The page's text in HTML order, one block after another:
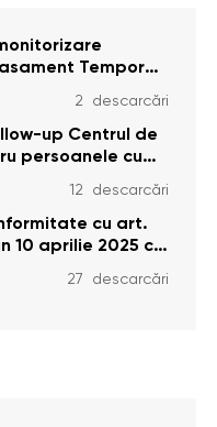
Temporar
(Adulte) din s.
25 mai 2026
2 descarcări
up Centrul de
persoanele cu
Soroca (11 iunie
12 descarcări
cu art.
10 aprilie 2025 cu
şi art. 26 din
Poporului
27 descarcări